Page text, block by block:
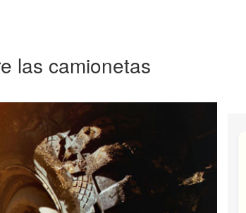
las camionetas